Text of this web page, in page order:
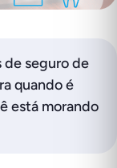
de seguro de
quando é
está morando